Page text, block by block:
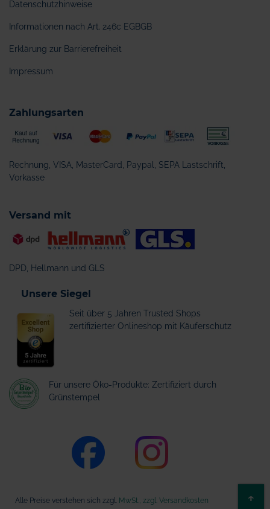
Datenschutzhinweise
Informationen nach Art. 246c EGBGB
Erklärung zur Barrierefreiheit
Impressum
Zahlungsarten
Rechnung, VISA, MasterCard, Paypal, SEPA Lastschrift,
Vorkasse
Versand mit
DPD, Hellmann und GLS
Unsere Siegel
Seit über 5 Jahren Trusted Shops
zertifizierter Onlineshop mit Käuferschutz
Für unsere Öko-Produkte: Zertifiziert durch
Grünstempel
Alle Preise verstehen sich zzgl. MwSt., zzgl. Versandkosten ↑